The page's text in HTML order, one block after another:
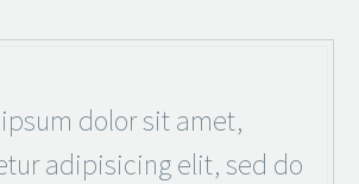
dolor sit amet,
adipisicing elit, sed do